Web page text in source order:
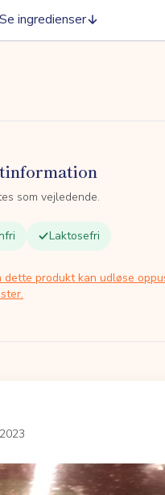
Se ingredienser
som vejledende.
Laktosefri
dette produkt kan udløse